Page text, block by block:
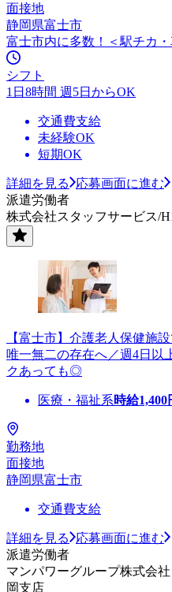
面接地
静岡県富士市
富士市内に多数！＜駅チカ
シフト
1日8時間 週5日からOK
交通費支給
未経験OK
短期OK
詳細を見る
応募画面に進む
派遣労働者
株式会社スタッフサービス/
【富士市】介護老人保健施
唯一無二の存在へ／週4日
クあっても◎
医療・福祉系時給1,400
勤務地
面接地
静岡県富士市
交通費支給
詳細を見る
応募画面に進む
派遣労働者
マンパワーグループ株式会
岡支店